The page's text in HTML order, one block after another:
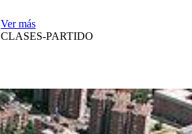
Ver más
CLASES-PARTIDO